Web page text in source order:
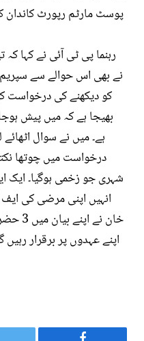
پوسٹ مارٹم رپورٹ کاندان
رہنما پی ٹی آئی نے کہا
نے بھی اس حوالے سے
کو دیکھنے کی درخواست
بھیجا ہے کہ میں پیش
ہے۔ میں نے سوال
درخواست میں چوتھا
شہری جو زخمی ہوگیا۔ ایک
انہیں اپنی مرضی کی ایف
اپنے عہدوں پر برقرار